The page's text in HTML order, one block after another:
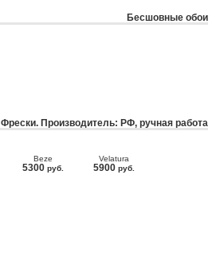
Бесшовные обои
Фрески. Производитель: РФ, ручная работа
Beze
5300 руб.
Velatura
5900 руб.